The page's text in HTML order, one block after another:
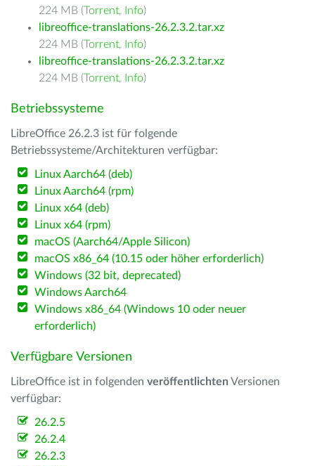
224 MB (Torrent, Info)
libreoffice-translations-26.2.3.2.tar.xz
224 MB (Torrent, Info)
libreoffice-translations-26.2.3.2.tar.xz
224 MB (Torrent, Info)
Betriebssysteme
LibreOffice 26.2.3 ist für folgende
Betriebssysteme/Architekturen verfügbar:
Linux Aarch64 (deb)
Linux Aarch64 (rpm)
Linux x64 (deb)
Linux x64 (rpm)
macOS (Aarch64/Apple Silicon)
macOS x86_64 (10.15 oder höher erforderlich)
Windows (32 bit, deprecated)
Windows Aarch64
Windows x86_64 (Windows 10 oder neuer
erforderlich)
Verfügbare Versionen
LibreOffice ist in folgenden veröffentlichten Versionen
verfügbar:
26.2.5
26.2.4
26.2.3